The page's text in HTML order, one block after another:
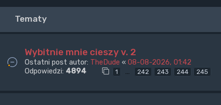
Tematy
Wybitnie mnie cieszy v. 2
Ostatni post autor: TheDude « 08-08-2026, 01:42
Odpowiedzi: 4894 1 … 242 243 244 245